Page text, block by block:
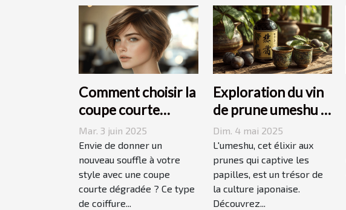
Comment choisir la
coupe courte
dégradée parfaite
pour votre visage
Mar. 3 juin 2025
Envie de donner un
nouveau souffle à votre
style avec une coupe
courte dégradée ? Ce type
de coiffure...
Exploration du vin
de prune umeshu :
origines, saveurs et
accords
Dim. 4 mai 2025
L'umeshu, cet élixir aux
prunes qui captive les
papilles, est un trésor de
la culture japonaise.
Découvrez...